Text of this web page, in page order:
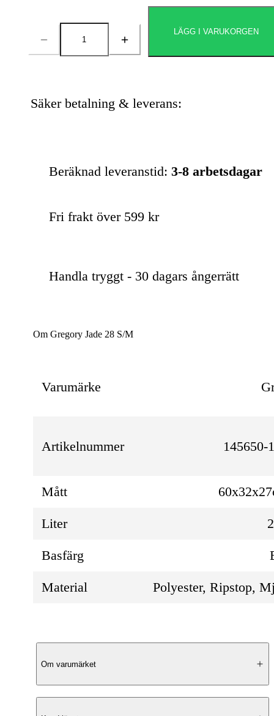
Antal
LÄGG I VARUKORGEN
Säker betalning & leverans:
Beräknad leveranstid: 3-8 arbetsdagar
Fri frakt över 599 kr
Handla tryggt - 30 dagars ångerrätt
Om Gregory Jade 28 S/M
Varumärke
Artikelnummer 145650-
Mått
Liter
Basfärg
Material Polyester, Ripstop,
Produktbeskrivning
FreeFloat-system
Om varumärket